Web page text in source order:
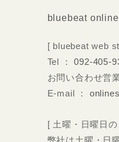
bluebeat
[ bluebeat web
Tel ：092-405-
お問い合わせ営
E-mail ：
[ 土曜・日曜日
弊社は土曜・日